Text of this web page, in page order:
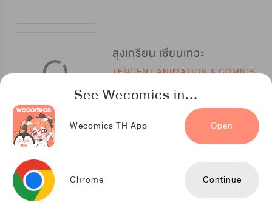
See Wecomics in...
Wecomics TH App Open
Chrome Continue
ลุงเกรียน เซียนเทวะ
TENCENT ANIMATION & COMICS
ข้าคือลอร์ดที่แข็งแกร่งที่สุดในปฐพี